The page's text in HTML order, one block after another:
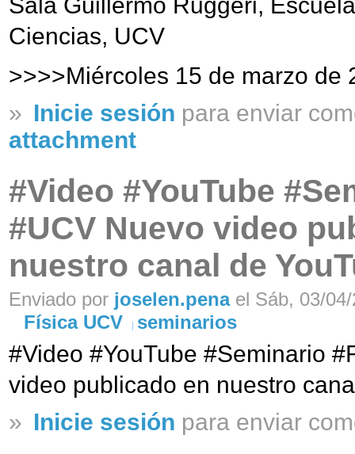
Ciencias, UCV
>>>>Miércoles 15 de marzo de
» Inicie sesión para enviar
attachment
#Video #YouTube
#UCV Nuevo video
nuestro canal de
Enviado por joselen.penael Sáb, 03/
Física UCV
seminarios
#Video #YouTube #Seminario
video publicado en nuestro
» Inicie sesión para enviar